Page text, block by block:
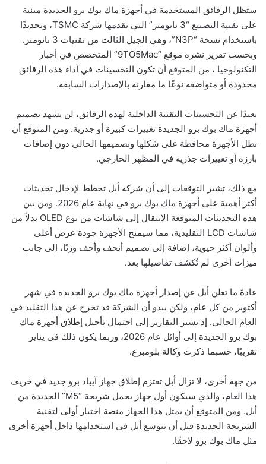
ستظل الرقائق المستخدمة في أجهزة ماك بوك برو الجديدة مبنية
على تقنية التصنيع “3 نانومتر” التي تقدمها شركة TSMC، وتحديدًا
باستخدام نسخة “N3P”، وهي الجيل الثالث من تقنيات 3 نانومتر.
وبحسب تقرير نشره موقع “9TO5Mac” المتخصص في أخبار
التكنولوجيا ، من المتوقع أن تكون التحسينات في أداء هذه الرقائق
محدودة أو متواضعة نوعًا ما مقارنة بالإصدارات السابقة.
بعيدًا عن التحسينات التقنية الداخلية لهذه الرقائق، لن يشهد تصميم
أجهزة ماك بوك برو الجديدة تغييرات كبيرة أو جذرية. ومن المتوقع أن
تظل الأجهزة محافظة على شكلها وتصميمها الحالي دون إضافات
بارزة أو تغييرات جذرية في المظهر الخارجي.
مع ذلك، تشير التوقعات إلى أن شركة أبل تخطط لإدخال تحديثات
أكثر أهمية على أجهزة ماك بوك برو في نهاية عام 2026. ومن بين
هذه التحديثات المتوقعة الانتقال إلى شاشات من نوع OLED بدلاً من
شاشات LCD التقليدية، مما سيمنح الأجهزة جودة عرض أعلى
وألوان أكثر حيوية، إضافة إلى تصميم أنحف وأخف وزنًا، إلى جانب
ميزات أخرى لم تُكشف تفاصيلها بعد.
عادةً ما تعلن أبل عن إصدار أجهزة ماك بوك برو الجديدة في شهر
أكتوبر من كل عام، ولكن يبدو أن الشركة قد تخرج عن هذا التقليد في
العام الحالي. إذ تشير التقارير إلى احتمال تأجيل إطلاق أجهزة ماك
بوك برو الجديدة إلى أوائل عام 2026، وربما يكون ذلك في يناير
تقريبًا، حسبما ذكرت وكالة بلومبرغ.
من جهة أخرى، لا تزال أبل تعتزم إطلاق جهاز آيباد برو جديد في خريف
هذا العام، والذي سيكون أول جهاز يحمل شريحة “M5” الجديدة من
أبل. ومن المتوقع أن يمثل هذا الجهاز منصة اختبار أولى لتقنية
الشريحة الجديدة قبل أن تتوسع أبل في استخدامها داخل أجهزة أخرى
مثل ماك بوك برو لاحقًا.